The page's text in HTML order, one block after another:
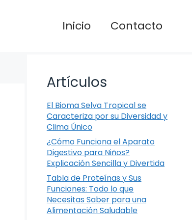
Inicio Contacto
Artículos
El Bioma Selva Tropical se
Caracteriza por su Diversidad y
Clima Único
¿Cómo Funciona el Aparato
Digestivo para Niños?
Explicación Sencilla y Divertida
Tabla de Proteínas y Sus
Funciones: Todo lo que
Necesitas Saber para una
Alimentación Saludable